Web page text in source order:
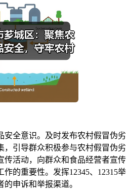
全意识。及时发布农村假冒伪劣
，引导群众积极参与农村假冒伪劣
传活动，向群众和食品经营者宣传
作的重要性。发挥12345、12315举
申诉和举报渠道。